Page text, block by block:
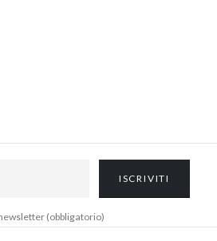
(obbligatorio)